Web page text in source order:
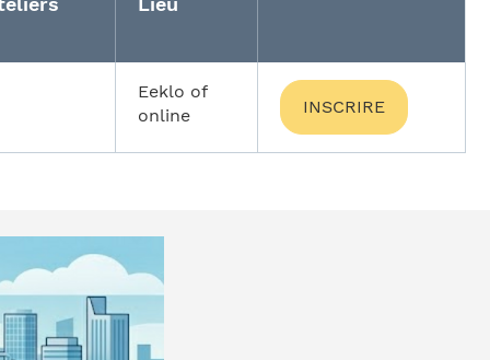
Eeklo of
online
INSCRIRE